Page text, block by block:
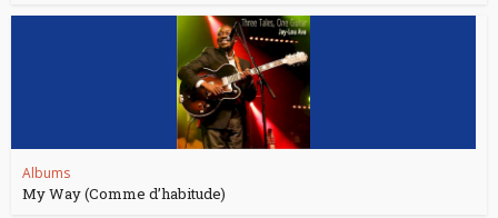
Albums
My Way (Comme d’habitude)